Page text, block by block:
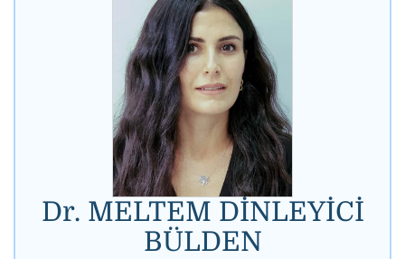
Dr. MELTEM DİNLEYİCİ
BÜLDEN